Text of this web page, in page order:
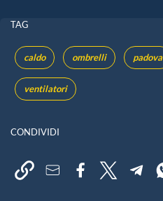
TAG
caldo ombrelli padova
ventilatori
CONDIVIDI